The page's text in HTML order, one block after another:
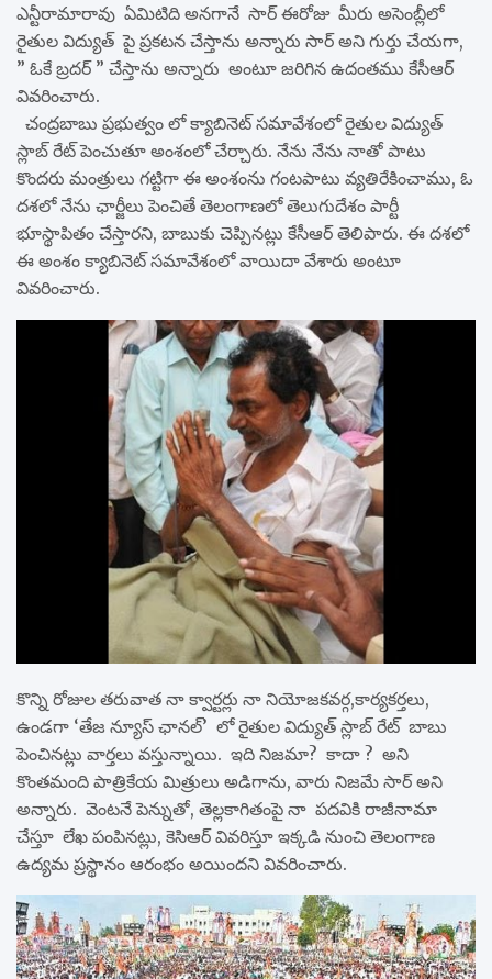
ఎన్టీరామారావు ఏమిటిది అనగానే సార్ ఈరోజు మీరు అసెంబ్లీలో
రైతుల విద్యుత్ పై ప్రకటన చేస్తాను అన్నారు సార్ అని గుర్తు చేయగా,
” ఓకే బ్రదర్ ” చేస్తాను అన్నారు అంటూ జరిగిన ఉదంతము కేసీఆర్
వివరించారు.
చంద్రబాబు ప్రభుత్వం లో క్యాబినెట్ సమావేశంలో రైతుల విద్యుత్
స్లాబ్ రేట్ పెంచుతూ అంశంలో చేర్చారు. నేను నేను నాతో పాటు
కొందరు మంత్రులు గట్టిగా ఈ అంశంను గంటపాటు వ్యతిరేకించాము, ఓ
దశలో నేను ఛార్జీలు పెంచితే తెలంగాణలో తెలుగుదేశం పార్టీ
భూస్థాపితం చేస్తారని, బాబుకు చెప్పినట్లు కేసీఆర్ తెలిపారు. ఈ దశలో
ఈ అంశం క్యాబినెట్ సమావేశంలో వాయిదా వేశారు అంటూ
వివరించారు.
కొన్ని రోజుల తరువాత నా క్వార్టర్లు నా నియోజకవర్గ,కార్యకర్తలు,
ఉండగా ‘తేజ న్యూస్ ఛానల్’ లో రైతుల విద్యుత్ స్లాబ్ రేట్ బాబు
పెంచినట్లు వార్తలు వస్తున్నాయి. ఇది నిజమా? కాదా ? అని
కొంతమంది పాత్రికేయ మిత్రులు అడిగాను, వారు నిజమే సార్ అని
అన్నారు. వెంటనే పెన్నుతో, తెల్లకాగితంపై నా పదవికి రాజీనామా
చేస్తూ లేఖ పంపినట్లు, కెసిఆర్ వివరిస్తూ ఇక్కడి నుంచి తెలంగాణ
ఉద్యమ ప్రస్థానం ఆరంభం అయిందని వివరించారు.